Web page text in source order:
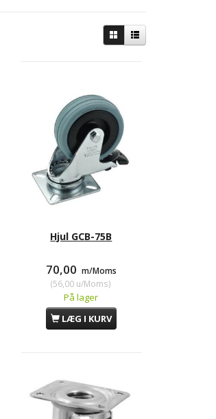
770,00
616,00 u/Moms)
Hjul GCB-75B
70,00 m/Moms
(56,00 u/Moms)
På lager
LÆG I KURV